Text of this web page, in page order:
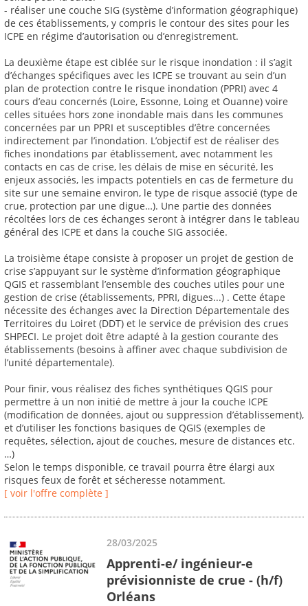
- réaliser une couche SIG (système d’information géographique)
de ces établissements, y compris le contour des sites pour les
ICPE en régime d’autorisation ou d’enregistrement.
La deuxième étape est ciblée sur le risque inondation : il s’agit
d’échanges spécifiques avec les ICPE se trouvant au sein d’un
plan de protection contre le risque inondation (PPRI) avec 4
cours d’eau concernés (Loire, Essonne, Loing et Ouanne) voire
celles situées hors zone inondable mais dans les communes
concernées par un PPRI et susceptibles d’être concernées
indirectement par l’inondation. L’objectif est de réaliser des
fiches inondations par établissement, avec notamment les
contacts en cas de crise, les délais de mise en sécurité, les
enjeux associés, les impacts potentiels en cas de fermeture du
site sur une semaine environ, le type de risque associé (type de
crue, protection par une digue…). Une partie des données
récoltées lors de ces échanges seront à intégrer dans le tableau
général des ICPE et dans la couche SIG associée.
La troisième étape consiste à proposer un projet de gestion de
crise s’appuyant sur le système d’information géographique
QGIS et rassemblant l’ensemble des couches utiles pour une
gestion de crise (établissements, PPRI, digues...) . Cette étape
nécessite des échanges avec la Direction Départementale des
Territoires du Loiret (DDT) et le service de prévision des crues
SHPECI. Le projet doit être adapté à la gestion courante des
établissements (besoins à affiner avec chaque subdivision de
l’unité départementale).
Pour finir, vous réalisez des fiches synthétiques QGIS pour
permettre à un non initié de mettre à jour la couche ICPE
(modification de données, ajout ou suppression d’établissement),
et d’utiliser les fonctions basiques de QGIS (exemples de
requêtes, sélection, ajout de couches, mesure de distances etc.
…)
Selon le temps disponible, ce travail pourra être élargi aux
risques feux de forêt et sécheresse notamment.
[ voir l'offre complète ]
28/03/2025
Apprenti-e/ ingénieur-e
prévisionniste de crue - (h/f)
Orléans